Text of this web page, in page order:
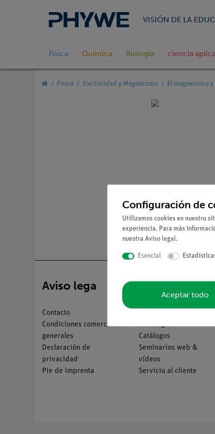
VISIÓN DE LA
Física Química Biologia ciencia
Física Electricidad y Magnetismo El magnetismo
Aviso lega
Contacto
Condiciones comerciales
generales
Declaración de
privacidad
Pie de imprenta
Servicio
Descargas
Catálogos
Seminarios web &
vídeos
Servicio al cliente
Configuración de
Utilizamos cookies en nuestro
experiencia. Para más
nuestra Aviso legal.
Esencial
Aceptar todo